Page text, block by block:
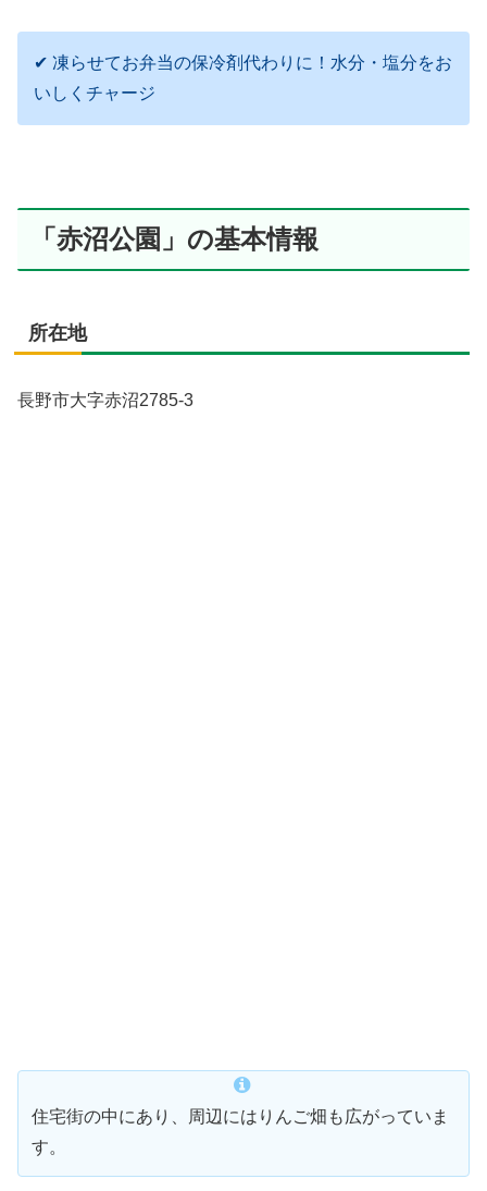
✔ 凍らせてお弁当の保冷剤代わりに！水分・塩分をお
いしくチャージ
「赤沼公園」の基本情報
所在地
長野市大字赤沼2785-3
住宅街の中にあり、周辺にはりんご畑も広がっていま
す。